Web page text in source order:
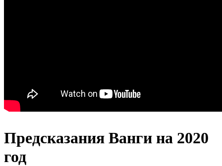
Предсказания Ванги на 2020
год